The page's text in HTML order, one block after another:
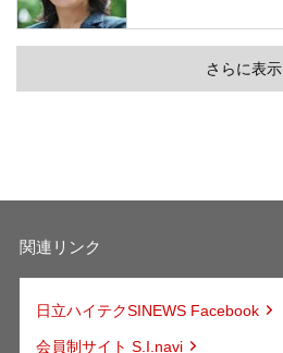
さらに表示
関連リンク
日立ハイテクSINEWS Facebook
会員制サイト S.I.navi